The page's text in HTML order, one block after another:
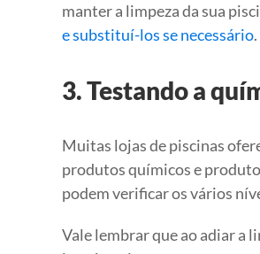
manter a limpeza da sua
e substituí-los se necessário.
3. Testando a
Muitas lojas de piscinas
produtos químicos e
podem verificar os vários
Vale lembrar que ao adiar a